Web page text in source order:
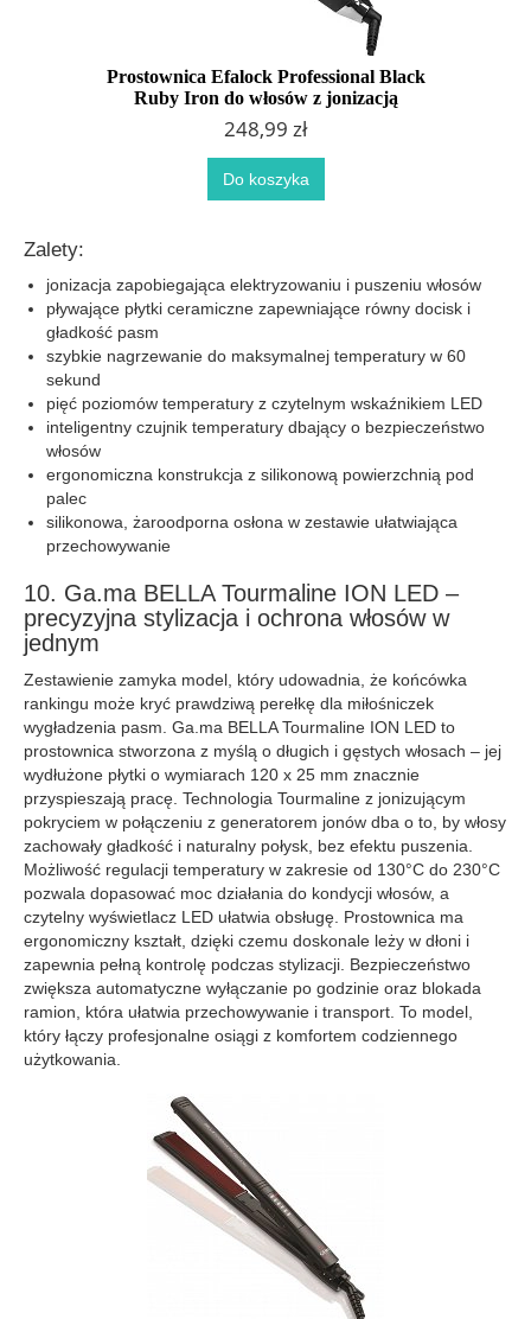
Prostownica Efalock Professional Black
Ruby Iron do włosów z jonizacją
248,99 zł
Do koszyka
Zalety:
jonizacja zapobiegająca elektryzowaniu i puszeniu włosów
pływające płytki ceramiczne zapewniające równy docisk i
gładkość pasm
szybkie nagrzewanie do maksymalnej temperatury w 60
sekund
pięć poziomów temperatury z czytelnym wskaźnikiem LED
inteligentny czujnik temperatury dbający o bezpieczeństwo
włosów
ergonomiczna konstrukcja z silikonową powierzchnią pod
palec
silikonowa, żaroodporna osłona w zestawie ułatwiająca
przechowywanie
10. Ga.ma BELLA Tourmaline ION LED –
precyzyjna stylizacja i ochrona włosów w
jednym
Zestawienie zamyka model, który udowadnia, że końcówka
rankingu może kryć prawdziwą perełkę dla miłośniczek
wygładzenia pasm. Ga.ma BELLA Tourmaline ION LED to
prostownica stworzona z myślą o długich i gęstych włosach – jej
wydłużone płytki o wymiarach 120 x 25 mm znacznie
przyspieszają pracę. Technologia Tourmaline z jonizującym
pokryciem w połączeniu z generatorem jonów dba o to, by włosy
zachowały gładkość i naturalny połysk, bez efektu puszenia.
Możliwość regulacji temperatury w zakresie od 130°C do 230°C
pozwala dopasować moc działania do kondycji włosów, a
czytelny wyświetlacz LED ułatwia obsługę. Prostownica ma
ergonomiczny kształt, dzięki czemu doskonale leży w dłoni i
zapewnia pełną kontrolę podczas stylizacji. Bezpieczeństwo
zwiększa automatyczne wyłączanie po godzinie oraz blokada
ramion, która ułatwia przechowywanie i transport. To model,
który łączy profesjonalne osiągi z komfortem codziennego
użytkowania.